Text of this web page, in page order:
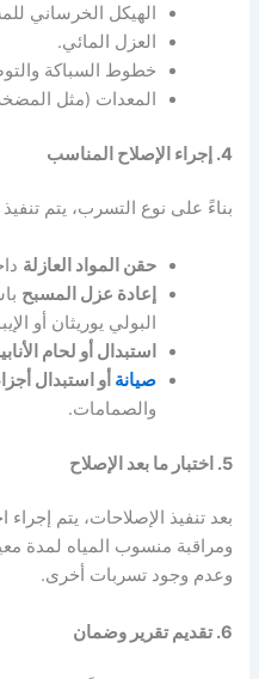
الهيكل الخرساني
العزل المائي.
خطوط السباكة
المعدات (مثل
4. إجراء الإصلاح المناسب
بناءً على نوع التسرب، يتم تنفيذ
حقن المواد العازلة
إعادة عزل المسبح
البولي يوريثان أو
استبدال أو لحام
صيانة أو استبدال
والصمامات.
5. اختبار ما بعد الإصلاح
بعد تنفيذ الإصلاحات، يتم
ومراقبة منسوب المياه لمدة
وعدم وجود تسربات أخرى.
6. تقديم تقرير وضمان